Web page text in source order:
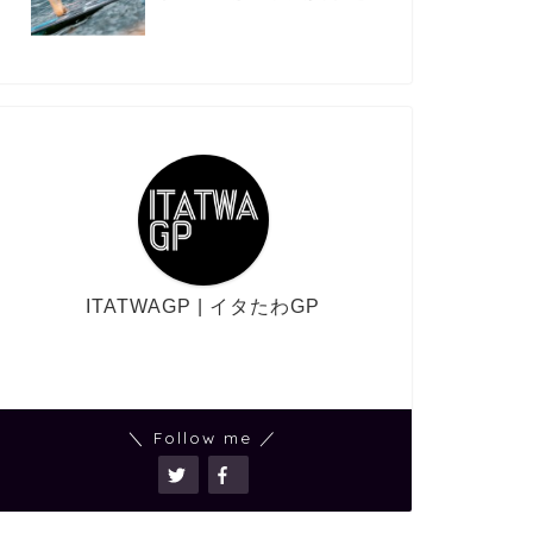
ITATWAGP | イタたわGP
＼ Follow me ／